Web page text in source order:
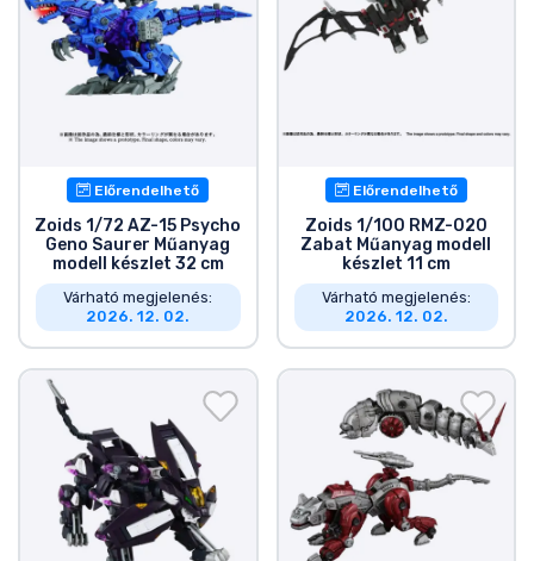
Előrendelhető
Zoids 1/72 AZ-15 Psycho
Geno Saurer Műanyag
modell készlet 32 cm
Várható megjelenés:
2026. 12. 02.
Előrendelhető
Zoids 1/100 RMZ-020
Zabat Műanyag modell
készlet 11 cm
Várható megjelenés:
2026. 12. 02.